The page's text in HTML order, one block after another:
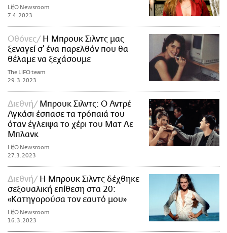
LifO Newsroom
7.4.2023
Οθόνες
Η Μπρουκ Σιλντς μας
ξεναγεί σ’ ένα παρελθόν που θα
θέλαμε να ξεχάσουμε
The LiFO team
29.3.2023
Διεθνή
Μπρουκ Σιλντς: Ο Αντρέ
Αγκάσι έσπασε τα τρόπαιά του
όταν έγλειψα το χέρι του Ματ Λε
Μπλανκ
LifO Newsroom
27.3.2023
Διεθνή
Η Μπρουκ Σιλντς δέχθηκε
σεξουαλική επίθεση στα 20:
«Κατηγορούσα τον εαυτό μου»
LifO Newsroom
16.3.2023